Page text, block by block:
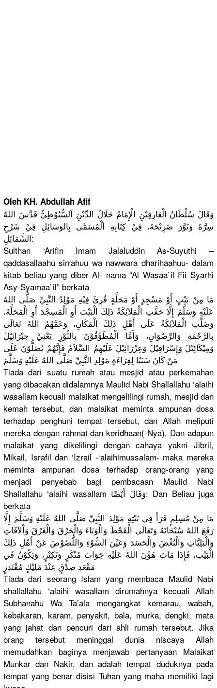
Oleh KH. Abdullah Afif
وَقَالَ سُلْطَانُ الْعَارِفِيْنِ الْإِمَامُ جَلَالُ الدِّيْنِ اَلسُّيُوْطِيُّ قَدَّسَ اللهُ
سِرَّهُ وَنَوَّرَ ضَرِيْحَهُ، فِيْ كِتَابِهِ اَلْمُسَمَّى بِالوَسَائِلِ فِيْ شَرْحِ
الشَّمَائِلِ:
Sulthan ‘Arifin Imam JalaluddinAs-Suyuthi –
qaddasallaahu sirrahuu wa nawwara dharihaahuu- dalam
kitab beliau yang diber Al- nama “Al Wasaa`il Fii Syarhi
Asy-Syamaa`il” berkata
مَا مِنْ بَيْتٍ أَوْ مَسْجِدٍ أَوْ مَحَلَّةٍ قُرِئَ فِيْهِ مَوْلِدُ النَّبِيِّ صَلَّى اللهُ
عَلَيْهِ وَسَلَّمَ إِلَّا حَفَّتِ الْمَلاَئِكَةُ ذَلِكَ الْبَيْتَ أَوِ الْمَسِجْد َ أَوِ الْمَحَلَّةَ،
وَصَلَّتِ الْمَلاَئِكَةُ عَلَى أَهْلِ ذَلِكَ الْمَكَانِ، وَعَمَّهُم ُ اللهُ تَعَالَى
بِالرَّحْمَةِ وَالرِّضْوَانِ، وَأَمَّا الْمُطَوَّقُوْنَ بِالنُّوْر ِ يَعْنِيْ جِبْرَائِيْلَ
وَمِيْكَائِيْلَ وَإِسْرَافِيْلَ وَعِزْرَائِيْلَ عَلَيْهِمُ السَّلاَمُ فَإِنَّهُم ْ يُصَلُّوْن َ عَلَى
مَنْ كَانَ سَبَبًا لِقِرَاءَة ِ مَوْلِدِ النَّبِيِّ صَلَّى اللهُ عَلَيْهِ وَسَلَّمَ
Tiada dari suatu rumah atau mesjid atau perkemahan
yang dibacakan didalamnya Maulid Nabi Shallallahu ‘alaihi
wasallam kecuali malaikat mengelilingi rumah, mesjid dan
kemah tersebut, dan malaikat meminta ampunan dosa
terhadap penghuni tempat tersebut, dan Allah meliputi
mereka dengan rahmat dan keridhaan(-Nya). Dan adapun
malaikat yang dikelilingi dengan cahaya yakni Jibril,
Mikail, Israfil dan ‘Izrail -‘alaihimussalam- maka mereka
meminta ampunan dosa terhadap orang-orang yang
menjadi penyebab bagi pembacaan Maulid Nabi
Shallallahu ‘alaihi wasallam وَقَالَ أَيْضًا: Dan Beliau juga
berkata
مَا مِنْ مُسِلِمٍ قَرَأَ فِي بَيْتِهِ مَوْلِدَ النَّبِيِّ صَلَّى اللهُ عَلَيْهِ وَسَلَّمَ إِلَّا
رَفَعَ اللهُ سُبْحَانَه ُ وَتَعَالَى الْقَحْطَ وَالْوَبَاءَ وَالْحَرْق َ وَالْغَرْق َ وَاْلآفَات
وَالْبَلِيَّاتِ وَالْبُغْض َ وَالْحَسَد َ وَعَيْنَ السُّوْءِ وَاللُّصُوْصَ عَنْ أَهْلِ ذَلِكَ
الْبَيْتِ، فَإِذَا مَاتَ هَوَّنَ اللهُ عَلَيْهِ جَوَابَ مُنْكَرٍ وَنَكِيْرٍ ، وَيَكُوْنُ فَي
مَقْعَدِ صِدْقٍ عِنْدَ مَلِيْكٍ مُقْتَدِرٍ
Tiada dari seorang Islam yang membaca Maulid Nabi
shallallahu ‘alaihi wasallam dirumahnya kecuali Allah
Subhanahu Wa Ta’ala mengangkat kemarau, wabah,
kebakaran, karam, penyakit, bala, murka, dengki, mata
yang jahat dan pencuri dari ahli rumah tersebut. Jika
orang tersebut meninggal dunia niscaya Allah
memudahkan baginya menjawab pertanyaanMalaikat
Munkar dan Nakir, dan adalah tempat duduknya pada
tempat yang benar disisi Tuhan yang maha memiliki lagi